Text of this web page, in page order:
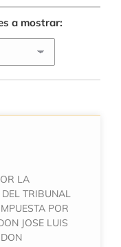
a mostrar:
LA
TRIBUNAL
POR
JOSE LUIS